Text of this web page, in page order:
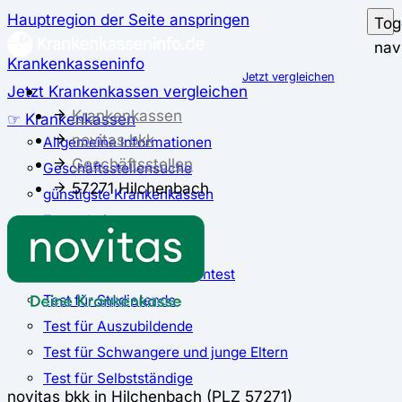
Hauptregion der Seite anspringen
Krankenkasseninfo
Jetzt Krankenkassen vergleichen
☞ Krankenkassen
Allgemeine Informationen
Geschäftsstellensuche
günstigste Krankenkassen
Zusatzbeitrag
✅ Krankenkassen Test
Der große Krankenkassentest
Test für Studierende
Test für Auszubildende
Test für Schwangere und junge Eltern
Test für Selbstständige
Jetzt vergleichen
Krankenkassen
novitas bkk
Geschäftsstellen
57271 Hilchenbach
novitas bkk in Hilchenbach (PLZ 57271)